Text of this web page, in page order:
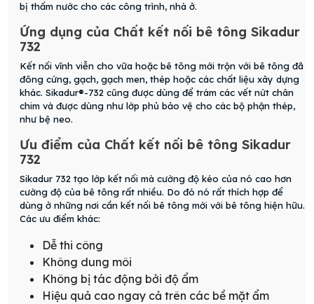
bị thấm nước cho các công trình, nhà ở.
Ứng dụng của Chất kết nối bê tông Sikadur
732
Kết nối vĩnh viễn cho vữa hoặc bê tông mới trộn với bê tông đã
đông cứng, gạch, gạch men, thép hoặc các chất liệu xây dựng
khác. Sikadur®-732 cũng được dùng để trám các vết nứt chân
chim và được dùng như lớp phủ bảo vệ cho các bộ phận thép,
như bệ neo.
Ưu điểm của Chất kết nối bê tông Sikadur
732
Sikadur 732 tạo lớp kết nối mà cường độ kéo của nó cao hơn
cường độ của bê tông rất nhiều. Do đó nó rất thích hợp để
dùng ở những nơi cần kết nối bê tông mới với bê tông hiện hữu.
Các ưu điểm khác:
Dễ thi công
Không dung môi
Không bị tác động bởi độ ẩm
Hiệu quả cao ngay cả trên các bề mặt ẩm